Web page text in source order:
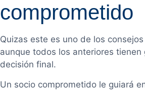
comprometido
Quizas este es uno de los
aunque todos los anteriores tienen
decisión final.
Un socio comprometido le guiará